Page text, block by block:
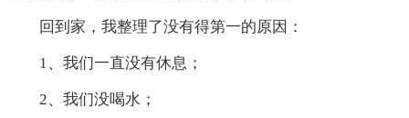
回到家，我整理了没有得第一的原因：
1、我们一直没有休息；
2、我们没喝水；